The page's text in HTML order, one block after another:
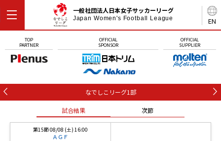
EN
一般社団法人日本女子サッカーリーグ
Japan Women's Football League
TOP
PARTNER
OFFICIAL
SPONSOR
OFFICIAL
SUPPLIER
なでしこリーグ1部
試合結果 次節
第15節 08/08 (土) 16:00
ＡＧＦ